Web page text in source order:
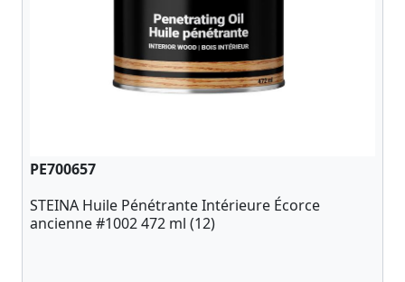
PE700657
STEINA Huile Pénétrante Intérieure Écorce
ancienne #1002 472 ml (12)